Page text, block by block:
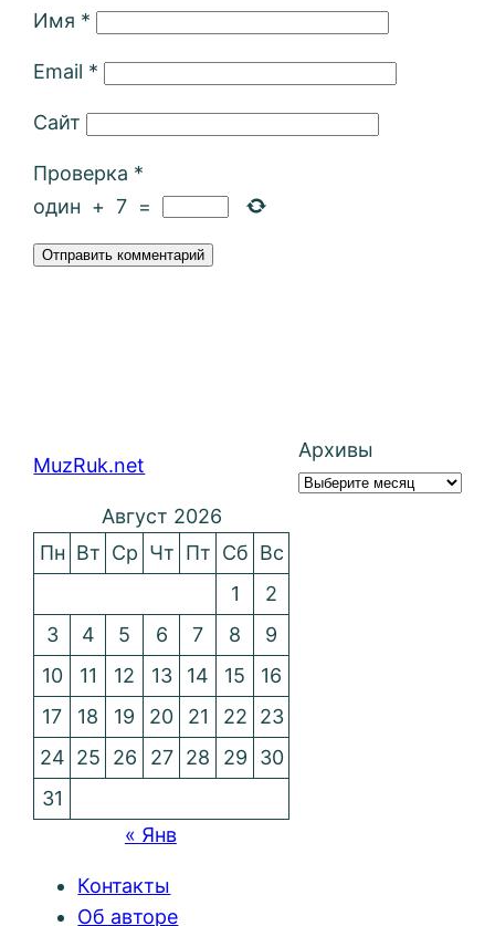
Имя *
Email *
Сайт
Проверка *
один + 7 =
MuzRuk.net
Архивы
Август 2026
Пн Вт Ср Чт Пт Сб Вс
1
2
3
4 5 6 7 8
9
10
11 12 13 14 15
16
17
18 19 20 21 22
23
24 25 26 27 28 29
30
31
« Янв
Контакты
Об авторе